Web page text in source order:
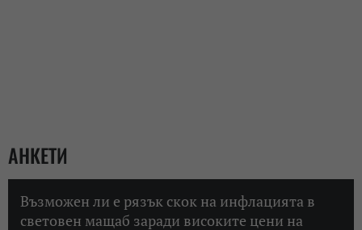
АНКЕТИ
Възможен ли е рязък скок на инфлацията в
световен мащаб заради високите цени на